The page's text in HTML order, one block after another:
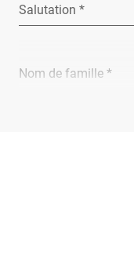
Salutation *
Nom de famille *